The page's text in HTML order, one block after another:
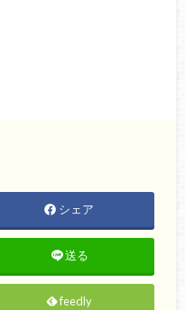
シェア
送る
feedly